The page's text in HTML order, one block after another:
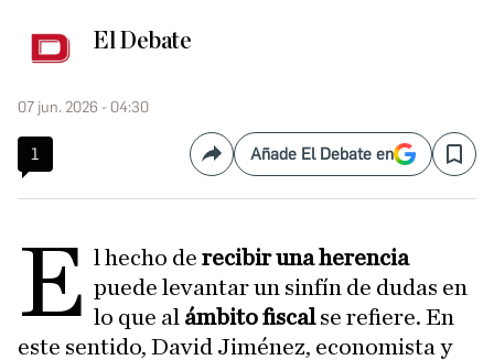
El Debate
07 jun. 2026 - 04:30
1 CompartirAñade El Debate en Save
E l hecho de recibir una herencia
puede levantar un sinfín de dudas en
lo que al ámbito fiscalse refiere. En
este sentido, David Jiménez, economista y